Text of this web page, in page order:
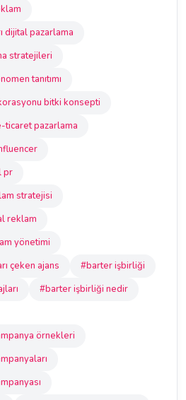
dijital pazarlama
stratejileri
tanıtımı
bitki konsepti
pazarlama
pr
stratejisi
reklam
yönetimi
çeken ajans
#barter işbirliği
#barter işbirliği nedir
örnekleri